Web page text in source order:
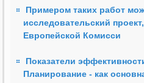
Примером таких работ
исследовательский
Европейской Комисси
Показатели
Планирование - как